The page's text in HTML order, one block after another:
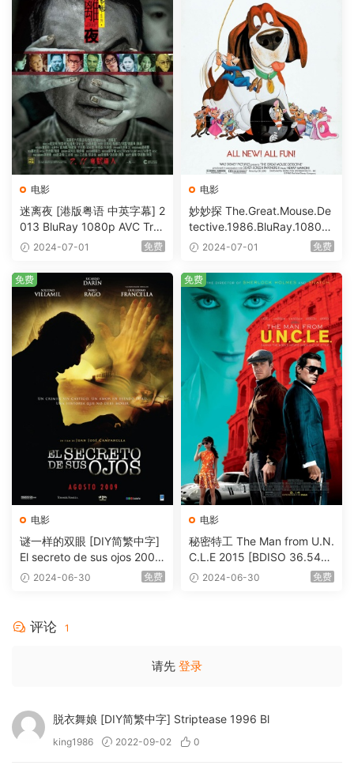
电影
迷离夜 [港版粤语 中英字幕] 2
013 BluRay 1080p AVC Tru
eHD5.1 [BDISO 22.64GB]
2024-07-01 免费
电影
妙妙探 The.Great.Mouse.De
tective.1986.BluRay.1080p.
AVC.DTS-HD.MA.5.1-HDHo
2024-07-01 免费
电影
谜一样的双眼 [DIY简繁中字]
El secreto de sus ojos 2009
1080p Blu-ray AVC DTS-HD
2024-06-30 免费
免费
电影
秘密特工 The Man from U.N.
C.L.E 2015 [BDISO 36.54G
B] 2024-06-30 免费
免费
评论 1
请先 登录
脱衣舞娘 [DIY简繁中字] Striptease 1996 Bl
king1986 2022-09-02 0